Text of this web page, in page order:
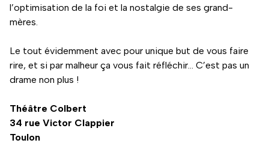
l’optimisation de la foi et la nostalgie de ses grand-
mères.
Le tout évidemment avec pour unique but de vous faire
rire, et si par malheur ça vous fait réfléchir… C’est pas un
drame non plus !
Théâtre Colbert
34 rue Victor Clappier
Toulon